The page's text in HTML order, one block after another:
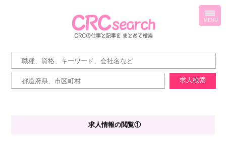
求人情報の閲覧①
MENU